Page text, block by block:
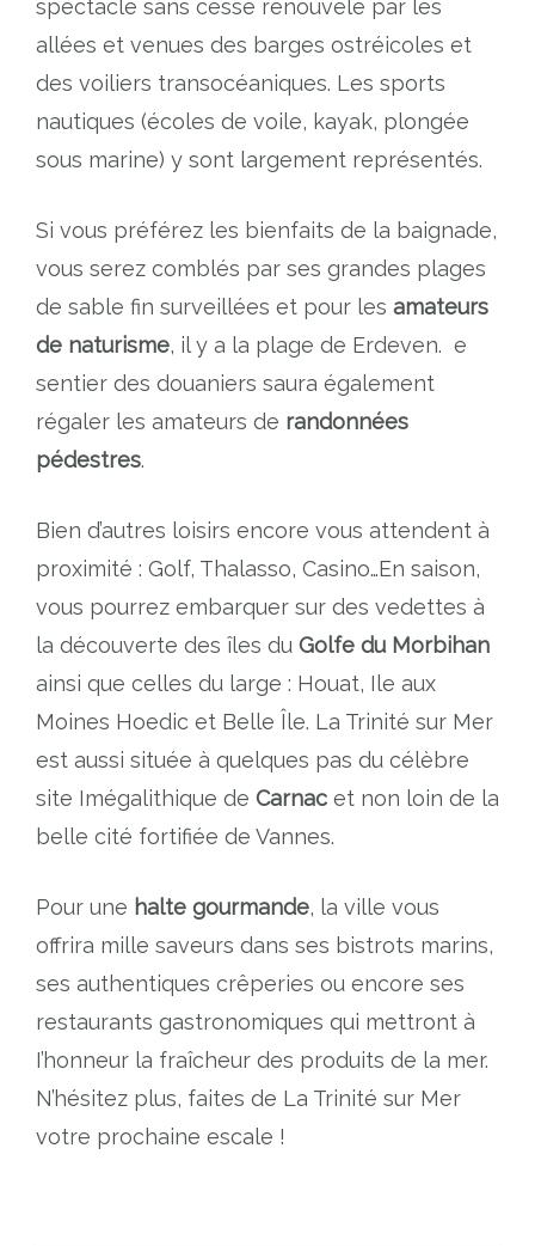
spectacle sans cesse renouvelé par les
allées et venues des barges ostréicoles et
des voiliers transocéaniques. Les sports
nautiques (écoles de voile, kayak, plongée
sous marine) y sont largement représentés.
Si vous préférez les bienfaits de la baignade,
vous serez comblés par ses grandes plages
de sable fin surveillées et pour les amateurs
de naturisme, il y a la plage de Erdeven. e
sentier des douaniers saura également
régaler les amateurs de randonnées
pédestres.
Bien d’autres loisirs encore vous attendent à
proximité : Golf, Thalasso, Casino…En saison,
vous pourrez embarquer sur des vedettes à
la découverte des îles du Golfe du Morbihan
ainsi que celles du large : Houat, Ile aux
Moines Hoedic et Belle Île. La Trinité sur Mer
est aussi située à quelques pas du célèbre
site Imégalithique de Carnac et non loin de la
belle cité fortifiée de Vannes.
Pour une halte gourmande, la ville vous
offrira mille saveurs dans ses bistrots marins,
ses authentiques crêperies ou encore ses
restaurants gastronomiques qui mettront à
I’honneur la fraîcheur des produits de la mer.
N’hésitez plus, faites de La Trinité sur Mer
votre prochaine escale !